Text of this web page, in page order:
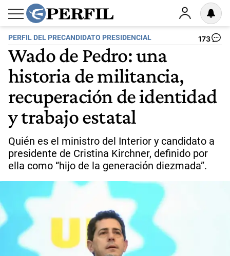
PERFIL DEL PRECANDIDATO PRESIDENCIAL 173
Wado de Pedro: una
historia de militancia,
recuperación de identidad
y trabajo estatal
Quién es el ministro del Interior y candidato a
presidente de Cristina Kirchner, definido por
ella como “hijo de la generación diezmada”.